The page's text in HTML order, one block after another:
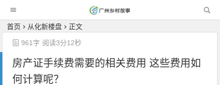
首页 从化新楼盘 正文
房产证手续费需要的相关费用 这些费用如
何计算呢？
961字 阅读3分12秒